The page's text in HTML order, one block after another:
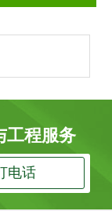
工程服务
电话